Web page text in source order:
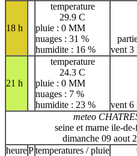
18 h
temperature
29.9 C
pluie : 0 MM
nuages : 31 %
humidite : 16 %
vent 3
21 h
temperature
24.3 C
pluie : 0 MM
nuages : 7 %
humidite : 23 %
vent 6
meteo
seine et marne ile-
dimanche 09 aout
heurePtemperatures / pluie